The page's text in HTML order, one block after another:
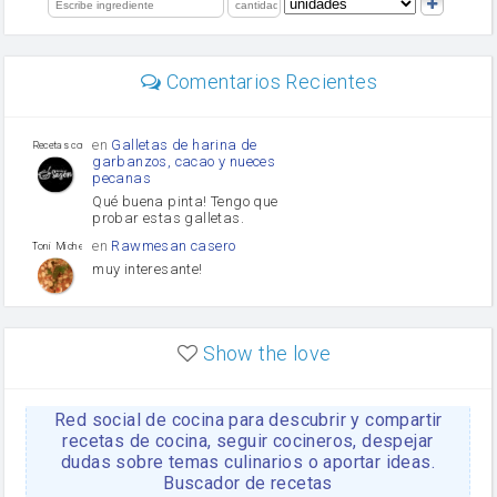
limón
Comentarios Recientes
Recetas con sazon
en Galletas de harina de
garbanzos, cacao y nueces
pecanas
Qué buena pinta! Tengo que
probar estas galletas.
Toni Michel Caubet
en Rawmesan casero
muy interesante!
enLasaña casera fácil y
HOJALDROSA TV
enGachas de la abuela
Rosa
https://youtu.be/Mz69gcVO3sI
Show the love
Red social de cocina para descubrir y compartir
recetas de cocina, seguir cocineros, despejar
dudas sobre temas culinarios o aportar ideas.
Buscador de recetas